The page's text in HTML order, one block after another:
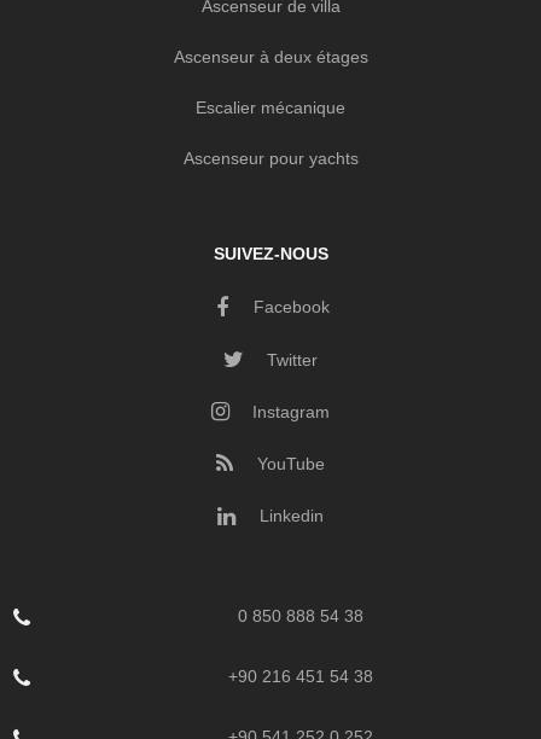
Ascenseur de villa
Ascenseur à deux étages
Escalier mécanique
Ascenseur pour yachts
SUIVEZ-NOUS
Facebook
Twitter
Instagram
YouTube
Linkedin
0 850 888 54 38
+90 216 451 54 38